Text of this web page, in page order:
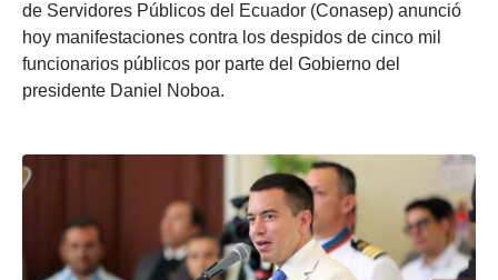
de Servidores Públicos del Ecuador (Conasep) anunció
hoy manifestaciones contra los despidos de cinco mil
funcionarios públicos por parte del Gobierno del
presidente Daniel Noboa.